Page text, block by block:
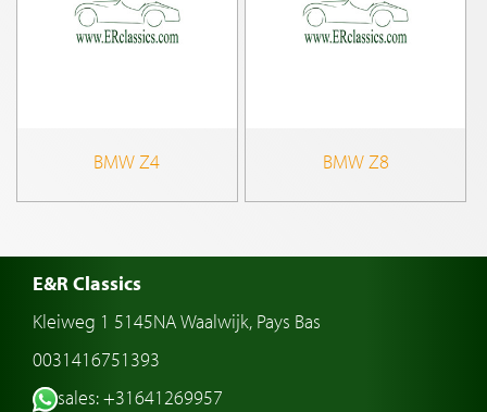
BMW Z4 BMW Z8
E&R Classics
Kleiweg 1 5145NA Waalwijk, Pays Bas
0031416751393
sales: +31641269957